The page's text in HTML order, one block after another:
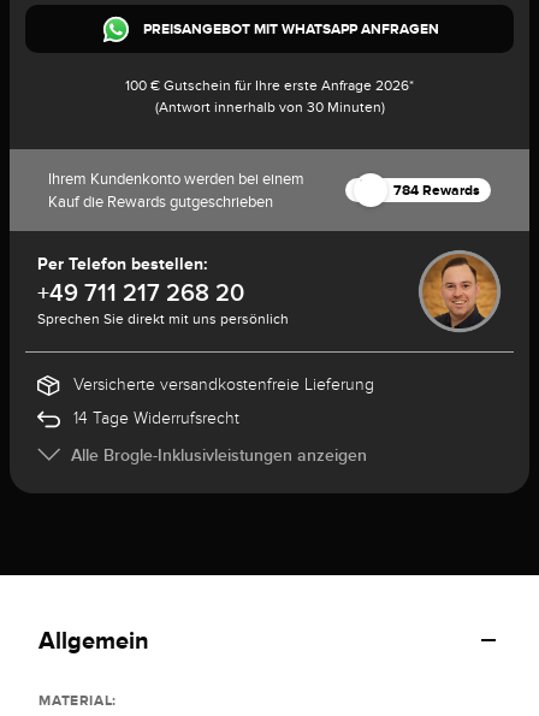
PREISANGEBOT MIT WHATSAPP ANFRAGEN
100 € Gutschein für Ihre erste Anfrage 2026*
(Antwort innerhalb von 30 Minuten)
Ihrem Kundenkonto werden bei einem
Kauf die Rewards gutgeschrieben
784 Rewards
Per Telefon bestellen:
+49 711 217 268 20
Sprechen Sie direkt mit uns persönlich
Versicherte versandkostenfreie Lieferung
14 Tage Widerrufsrecht
Alle Brogle-Inklusivleistungen anzeigen
Allgemein
MATERIAL: